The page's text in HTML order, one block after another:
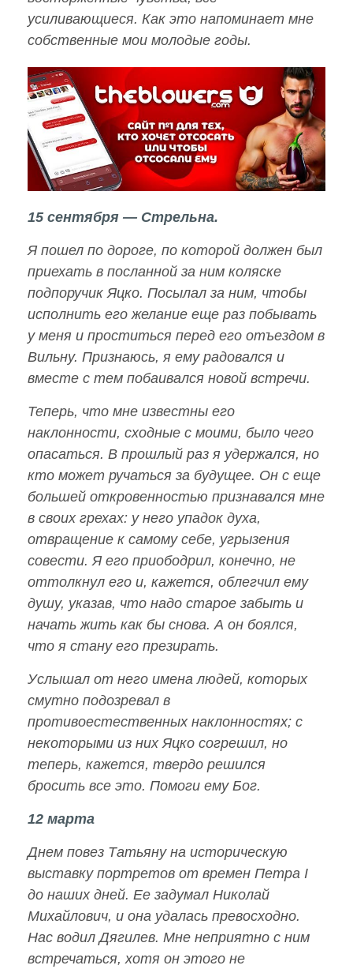
усиливающиеся. Как это напоминает мне
собственные мои молодые годы.
15 сентября — Стрельна.
Я пошел по дороге, по которой должен был
приехать в посланной за ним коляске
подпоручик Яцко. Посылал за ним, чтобы
исполнить его желание еще раз побывать
у меня и проститься перед его отъездом в
Вильну. Признаюсь, я ему радовался и
вместе с тем побаивался новой встречи.
Теперь, что мне известны его
наклонности, сходные с моими, было чего
опасаться. В прошлый раз я удержался, но
кто может ручаться за будущее. Он с еще
большей откровенностью признавался мне
в своих грехах: у него упадок духа,
отвращение к самому себе, угрызения
совести. Я его приободрил, конечно, не
оттолкнул его и, кажется, облегчил ему
душу, указав, что надо старое забыть и
начать жить как бы снова. А он боялся,
что я стану его презирать.
Услышал от него имена людей, которых
смутно подозревал в
противоестественных наклонностях; с
некоторыми из них Яцко согрешил, но
теперь, кажется, твердо решился
бросить все это. Помоги ему Бог.
12 марта
Днем повез Татьяну на историческую
выставку портретов от времен Петра I
до наших дней. Ее задумал Николай
Михайлович, и она удалась превосходно.
Нас водил Дягилев. Мне неприятно с ним
встречаться, хотя он этого не